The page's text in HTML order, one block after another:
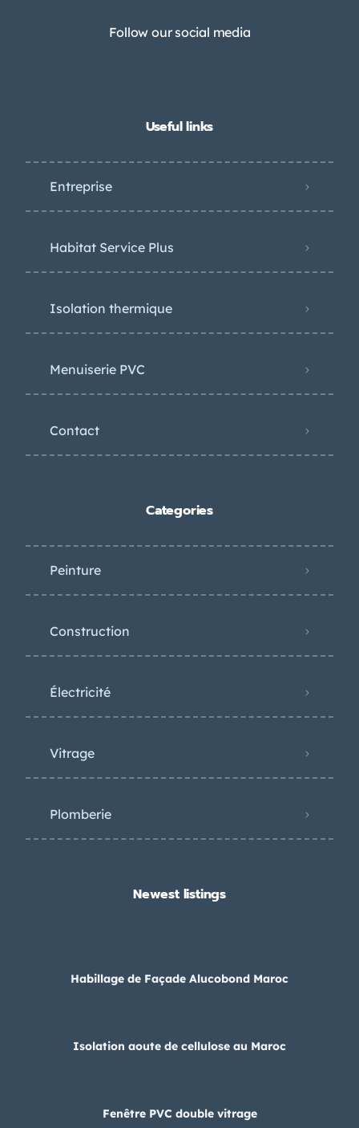
Follow our social media
Useful links
Entreprise
Habitat Service Plus
Isolation thermique
Menuiserie PVC
Contact
Categories
Peinture
Construction
Électricité
Vitrage
Plomberie
Newest listings​
Habillage de Façade Alucobond Maroc
Isolation aoute de cellulose au Maroc
Fenêtre PVC double vitrage